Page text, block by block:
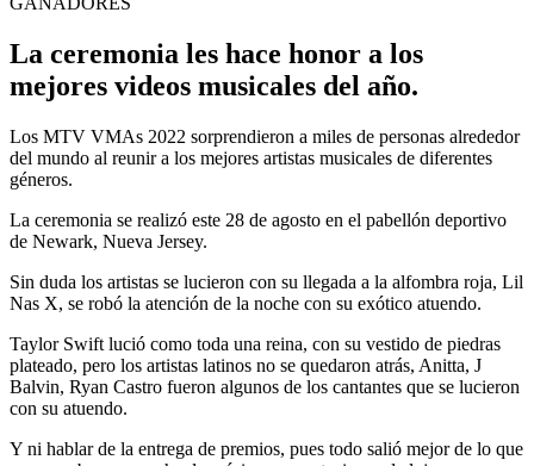
La ceremonia les hace honor a los
mejores videos musicales del año.
Los MTV VMAs 2022 sorprendieron a miles de personas alrededor
del mundo al reunir a los mejores artistas musicales de diferentes
géneros.
La ceremonia se realizó este 28 de agosto en el pabellón deportivo
de Newark, Nueva Jersey.
Sin duda los artistas se lucieron con su llegada a la alfombra roja, Lil
Nas X, se robó la atención de la noche con su exótico atuendo.
Taylor Swift lució como toda una reina, con su vestido de piedras
plateado, pero los artistas latinos no se quedaron atrás, Anitta, J
Balvin, Ryan Castro fueron algunos de los cantantes que se lucieron
con su atuendo.
Y ni hablar de la entrega de premios, pues todo salió mejor de lo que